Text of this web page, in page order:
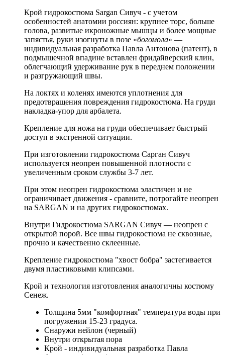
Крой гидрокостюма Sargan Сивуч - с учетом
особенностей анатомии россиян: крупнее торс, больше
голова, развитые икроножные мышцы и более мощные
запястья, руки изогнуты в позе «богомола» —
индивидуальная разработка Павла Антонова (патент), в
подмышечной впадине вставлен фридайверский клин,
облегчающий удерживание рук в переднем положении
и разгружающий швы.
На локтях и коленях имеются уплотнения для
предотвращения повреждения гидрокостюма. На груди
накладка-упор для арбалета.
Крепление для ножа на груди обеспечивает быстрый
доступ в экстренной ситуации.
При изготовлении гидрокостюма Сарган Сивуч
используется неопрен повышенной плотности с
увеличенным сроком службы 3-7 лет.
При этом неопрен гидрокостюма эластичен и не
ограничивает движения - сравните, потрогайте неопрен
на SARGAN и на других гидрокостюмах.
Внутри Гидрокостюма SARGAN Сивуч — неопрен с
открытой порой. Все швы гидрокостюма не сквозные,
прочно и качественно склеенные.
Крепление гидрокостюма "хвост бобра" застегивается
двумя пластиковыми клипсами.
Крой и технология изготовления аналогичны костюму
Сенеж.
Толщина 5мм "комфортная" температура воды при
погружении 15-23 градуса.
Снаружи нейлон (черный)
Внутри открытая пора
Крой - индивидуальная разработка Павла